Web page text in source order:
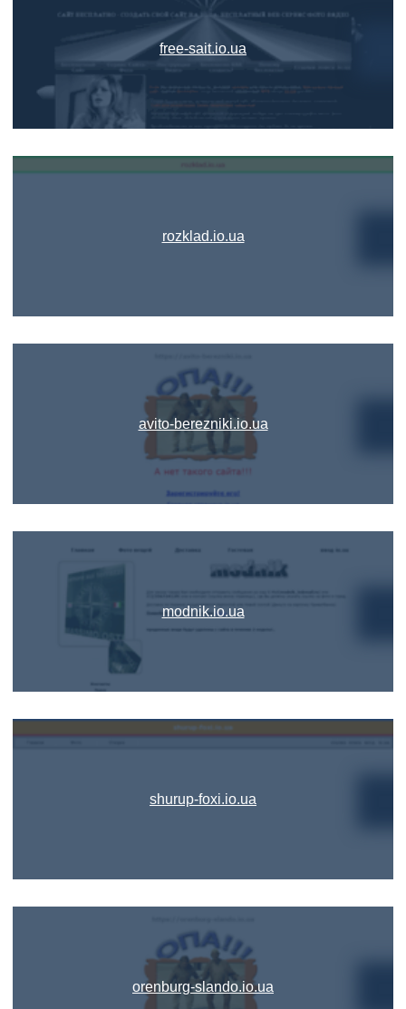
free-sait.io.ua
rozklad.io.ua
avito-berezniki.io.ua
modnik.io.ua
shurup-foxi.io.ua
orenburg-slando.io.ua